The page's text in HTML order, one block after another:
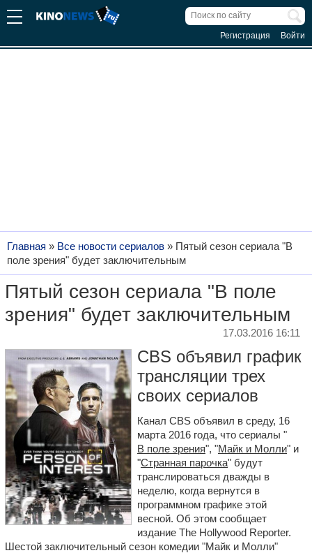
Регистрация Войти
Главная » Все новости сериалов » Пятый сезон сериала "В
поле зрения" будет заключительным
Пятый сезон сериала "В поле
зрения" будет заключительным
17.03.2016 16:11
CBS объявил график
трансляции трех
своих сериалов
Канал CBS объявил в среду, 16
марта 2016 года, что сериалы "
В поле зрения", "Майк и Молли" и
"Странная парочка" будут
транслироваться дважды в
неделю, когда вернутся в
программном графике этой
весной. Об этом сообщает
издание The Hollywood Reporter.
Шестой заключительный сезон комедии "Майк и Молли"